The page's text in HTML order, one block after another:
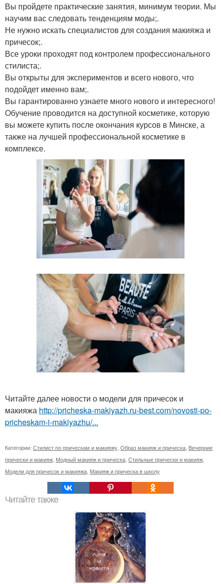
Вы пройдете практические занятия, минимум теории. Мы
научим вас следовать тенденциям моды;.
Не нужно искать специалистов для создания макияжа и
причесок;.
Все уроки проходят под контролем профессионального
стилиста;.
Вы открыты для экспериментов и всего нового, что
подойдет именно вам;.
Вы гарантированно узнаете много нового и интересного!
Обучение проводится на доступной косметике, которую
вы можете купить после окончания курсов в Минске, а
также на лучшей профессиональной косметике в
комплексе.
Читайте далее новости о модели для причесок и
макияжа http://pricheska-makiyazh.ru-best.com/novosti-po-
pricheskam-i-makiyazhu/...
Категории: Стилист по прическам и макияжу Образ макияж и прическа Вечерние
прически и макияж Модный макияж и прическа Стильные прически и макияж
Модели для причесок и макияжа Макияж и прическа в школу
Читайте также